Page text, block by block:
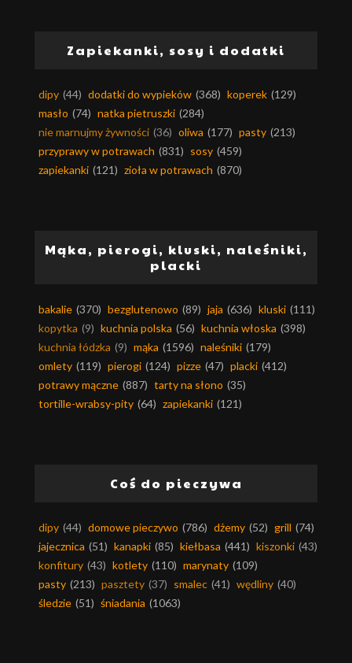
Zapiekanki, sosy i dodatki
dipy (44) dodatki do wypieków (368) koperek (129)
masło (74) natka pietruszki (284)
nie marnujmy żywności (36) oliwa (177) pasty (213)
przyprawy w potrawach (831) sosy (459)
zapiekanki (121) zioła w potrawach (870)
Mąka, pierogi, kluski, naleśniki,
placki
bakalie (370) bezglutenowo (89) jaja (636) kluski (111)
kopytka (9) kuchnia polska (56) kuchnia włoska (398)
kuchnia łódzka (9) mąka (1596) naleśniki (179)
omlety (119) pierogi (124) pizze (47) placki (412)
potrawy mączne (887) tarty na słono (35)
tortille-wrabsy-pity (64) zapiekanki (121)
Coś do pieczywa
dipy (44) domowe pieczywo (786) dżemy (52) grill (74)
jajecznica (51) kanapki (85) kiełbasa (441) kiszonki (43)
konfitury (43) kotlety (110) marynaty (109)
pasty (213) pasztety (37) smalec (41) wędliny (40)
śledzie (51) śniadania (1063)